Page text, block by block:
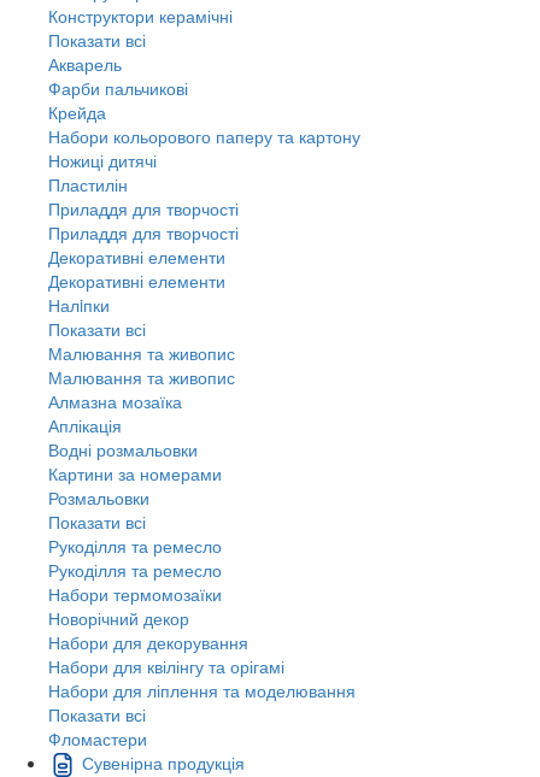
Конструктори керамічні
Показати всі
Акварель
Фарби пальчикові
Крейда
Набори кольорового паперу та картону
Ножиці дитячі
Пластилін
Приладдя для творчості
Приладдя для творчості
Декоративні елементи
Декоративні елементи
Налiпки
Показати всі
Малювання та живопис
Малювання та живопис
Алмазна мозаїка
Аплікація
Водні розмальовки
Картини за номерами
Розмальовки
Показати всі
Рукоділля та ремесло
Рукоділля та ремесло
Набори термомозаїки
Новорічний декор
Набори для декорування
Набори для квілінгу та орігамі
Набори для ліплення та моделювання
Показати всі
Фломастери
Сувенірна продукція